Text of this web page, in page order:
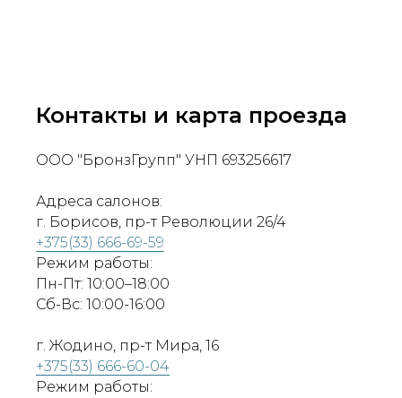
Контакты и карта проезда
ООО "БронзГрупп" УНП 693256617
Адреса салонов:
г. Борисов, пр-т Революции 26/4
+375(33) 666-69-59
Режим работы:
Пн-Пт: 10:00–18:00
Сб-Вс: 10:00-16:00
г. Жодино, пр-т Мира, 16
+375(33) 666-60-04
Режим работы: